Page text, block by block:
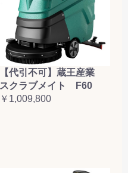
【代引不可】蔵王産業
スクラブメイト F60
￥1,009,800